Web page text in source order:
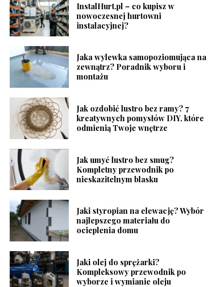
InstalHurt.pl – co kupisz w
nowoczesnej hurtowni
instalacyjnej?
Jaka wylewka samopoziomująca na
zewnątrz? Poradnik wyboru i
montażu
Jak ozdobić lustro bez ramy? 7
kreatywnych pomysłów DIY, które
odmienią Twoje wnętrze
Jak umyć lustro bez smug?
Kompletny przewodnik po
nieskazitelnym blasku
Jaki styropian na elewację? Wybór
najlepszego materiału do
ocieplenia domu
Jaki olej do sprężarki?
Kompleksowy przewodnik po
wyborze i wymianie oleju